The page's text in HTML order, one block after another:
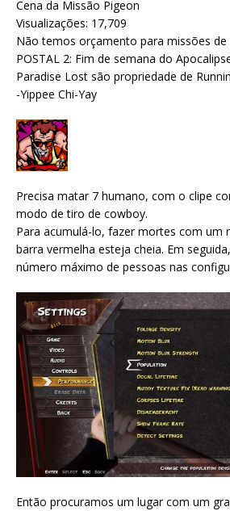
Cena da Missão Pigeon
Visualizações: 17,709
Não temos orçamento para missões de
POSTAL 2: Fim de semana do
Paradise Lost são propriedade de
-Yippee Chi-Yay
Precisa matar 7 humano, com o clipe
modo de tiro de cowboy.
Para acumulá-lo, fazer mortes com um
barra vermelha esteja cheia. Em
número máximo de pessoas nas
Então procuramos um lugar com um